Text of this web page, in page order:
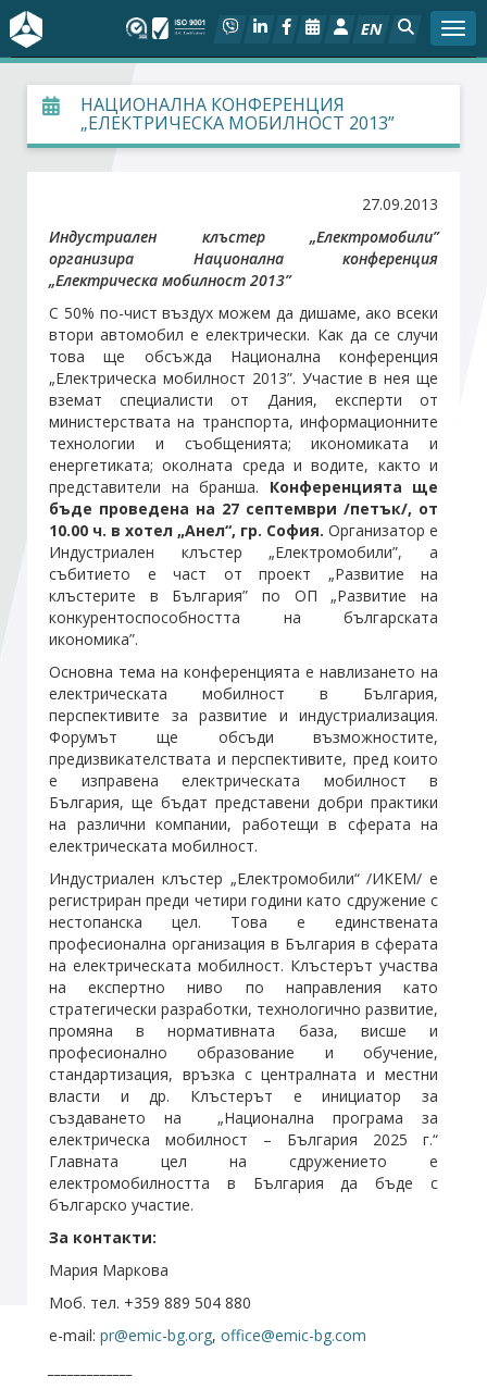
EN
За БСК
На фокус
Социален диалог
Дейности
Арбитражен съд
Проекти
Членове
Стани член
Абонирайте се!
НАЦИОНАЛНА КОНФЕРЕНЦИЯ
„EЛЕКТРИЧЕСКА МОБИЛНОСТ 2013”
27.09.2013
Индустриален клъстер „Електромобили”
организира Национална конференция
„Електрическа мобилност 2013”
С 50% по-чист въздух можем да дишаме, ако всеки
втори автомобил е електрически. Как да се случи
това ще обсъжда Национална конференция
„Електрическа мобилност 2013”. Участие в нея ще
вземат специалисти от Дания, експерти от
министерствата на транспорта, информационните
технологии и съобщенията; икономиката и
енергетиката; околната среда и водите, както и
представители на бранша. Конференцията ще
бъде проведена на 27 септември /петък/, от
10.00 ч. в хотел „Анел“, гр. София. Организатор е
Индустриален клъстер „Електромобили”, а
събитието е част от проект „Развитие на
клъстерите в България” по ОП „Развитие на
конкурентоспособността на българската
икономика”.
Основна тема на конференцията е навлизането на
електрическата мобилност в България,
перспективите за развитие и индустриализация.
Форумът ще обсъди възможностите,
предизвикателствата и перспективите, пред които
е изправена електрическата мобилност в
България, ще бъдат представени добри практики
на различни компании, работещи в сферата на
електрическата мобилност.
Индустриален клъстер „Електромобили“ /ИКЕМ/ е
регистриран преди четири години като сдружение с
нестопанска цел. Това е единствената
професионална организация в България в сферата
на електрическата мобилност. Клъстерът участва
на експертно ниво по направления като
стратегически разработки, технологично развитие,
промяна в нормативната база, висше и
професионално образование и обучение,
стандартизация, връзка с централната и местни
власти и др. Клъстерът е инициатор за
създаването на „Национална програма за
електрическа мобилност – България 2025 г.“
Главната цел на сдружението е
електромобилността в България да бъде с
българско участие.
За контакти:
Мария Маркова
Моб. тел. +359 889 504 880
e-mail: pr@emic-bg.org, office@emic-bg.com